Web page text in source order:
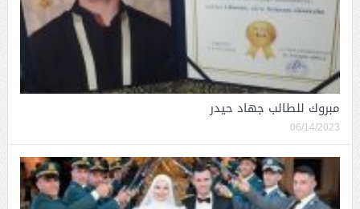
مبروك للطالب جهاد حيدر
06/14/2023